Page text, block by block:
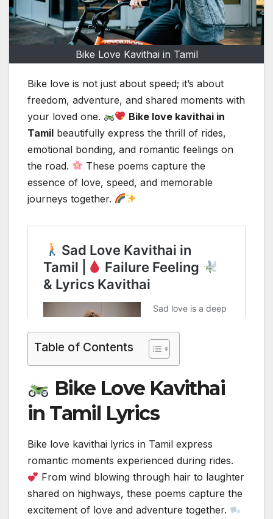
Bike Love Kavithai in Tamil
Bike love is not just about speed; it’s about
freedom, adventure, and shared moments with
your loved one.
Bike love kavithai in
Tamil beautifully express the thrill of rides,
emotional bonding, and romantic feelings on
the road.
These poems capture the
essence of love, speed, and memorable
journeys together.
Table of Contents
Bike Love Kavithai
in Tamil Lyrics
Bike love kavithai lyrics in Tamil express
romantic moments experienced during rides.
From wind blowing through hair to laughter
shared on highways, these poems capture the
excitement of love and adventure together.